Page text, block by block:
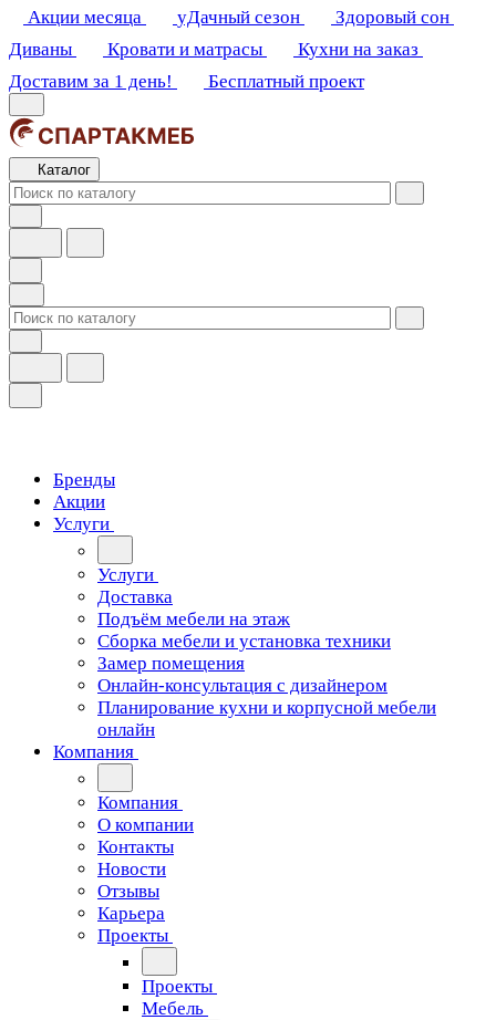
Акции месяца уДачный сезон
Здоровый сон
Диваны
Кровати и матрасы
Кухни на заказ
Доставим за 1 день!
Бесплатный проект
Каталог
Бренды
Акции
Услуги
Услуги
Доставка
Подъём мебели на этаж
Сборка мебели и установка техники
Замер помещения
Онлайн-консультация с дизайнером
Планирование кухни и корпусной мебели
онлайн
Компания
Компания
О компании
Контакты
Новости
Отзывы
Карьера
Проекты
Проекты
Мебель